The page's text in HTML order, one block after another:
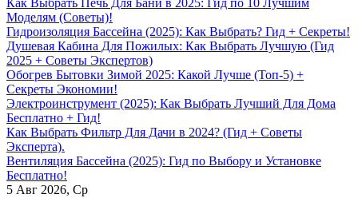
Как Выбрать Печь Для Бани в 2025: Гид по 10 Лучшим
Моделям (Советы)!
Гидроизоляция Бассейна (2025): Как Выбрать? Гид + Секреты!
Душевая Кабина Для Пожилых: Как Выбрать Лучшую (Гид
2025 + Советы Экспертов)
Обогрев Бытовки Зимой 2025: Какой Лучше (Топ-5) +
Секреты Экономии!
Электроинструмент (2025): Как Выбрать Лучший Для Дома
Бесплатно + Гид!
Как Выбрать Фильтр Для Дачи в 2024? (Гид + Советы
Эксперта).
Вентиляция Бассейна (2025): Гид по Выбору и Установке
Бесплатно!
5 Авг 2026, Ср